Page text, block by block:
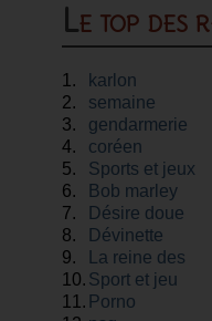
Le top des
1.
karlon
2.
semaine
3.
gendarmerie
4.
coréen
5.
Sports et jeux
6.
Bob marley
7.
Désire doue
8.
Dévinette
9.
La reine des
neiges
10. Sport et jeu
11. Porno